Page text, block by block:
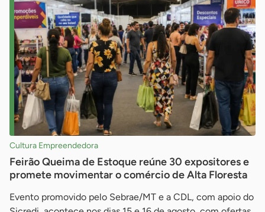
Cultura Empreendedora
Feirão Queima de Estoque reúne 30 expositores e
promete movimentar o comércio de Alta Floresta
Evento promovido pelo Sebrae/MT e a CDL, com apoio do